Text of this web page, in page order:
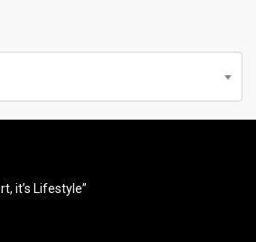
it’s Lifestyle”